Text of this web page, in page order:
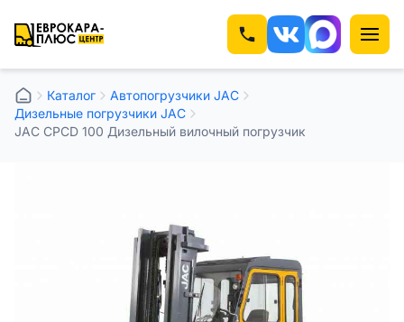
Каталог
Автопогрузчики JAC
Дизельные погрузчики JAC
JAC CPCD 100 Дизельный вилочный погрузчик